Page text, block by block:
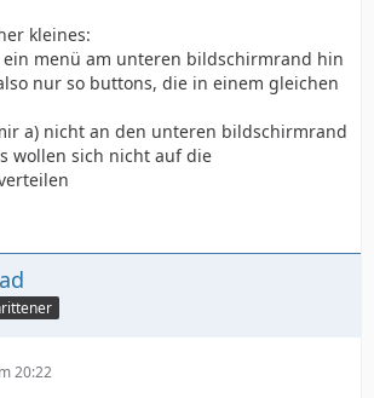
kleines:
ein menü am unteren bildschirmrand hin
nur so buttons, die in einem gleichen
a) nicht an den unteren bildschirmrand
wollen sich nicht auf die
20:22